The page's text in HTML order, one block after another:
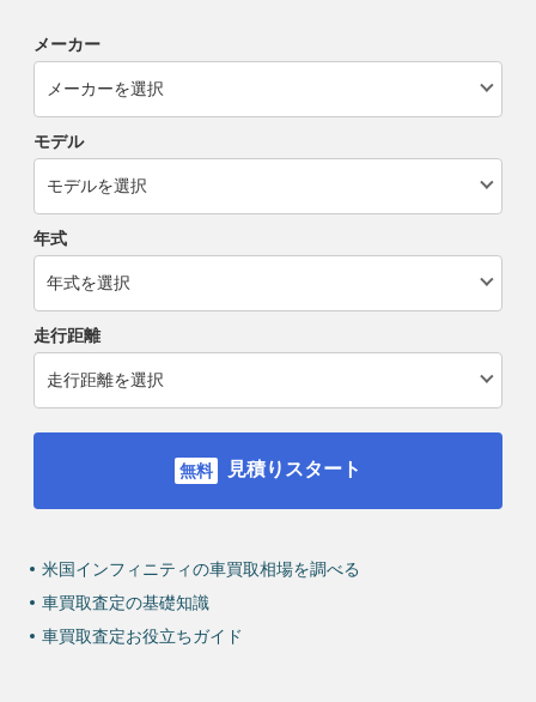
メーカー
モデル
年式
走行距離
見積りスタート
米国インフィニティの車買取相場を調べる
車買取査定の基礎知識
車買取査定お役立ちガイド